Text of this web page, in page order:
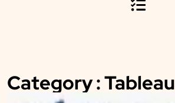
Category : Tableau